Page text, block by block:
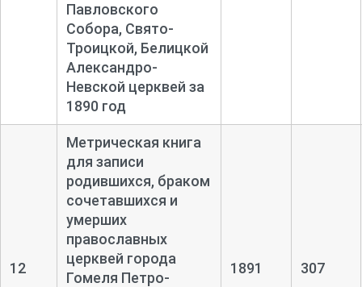
Павловского
Собора, Свято-
Троицкой, Белицкой
Александро-
Невской церквей за
1890 год
12
Метрическая книга
для записи
родившихся, браком
сочетавшихся и
умерших
православных
церквей города
Гомеля Петро-
1891 307